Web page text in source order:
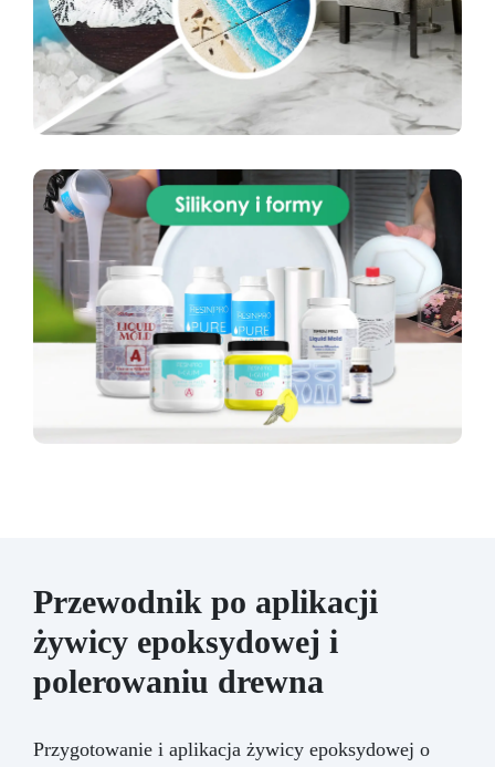
proporcji 1:1 wagowo. Na przykład 100 g części
A z 100 g części B. Użyj precyzyjnej wagi.
Naczynie do mieszania: Czyste, suche i wolne
od tłuszczu. Mieszanie: Mieszaj powoli czystą
szpatułką, zbierając mieszankę z boków i dna
naczynia, aby uzyskać jednorodną masę. Unikaj
powstawania pęcherzyków powietrza.
Wlewanie: Wlej silikon powoli z jednego punktu,
pozwalając materiałowi naturalnie wypełnić
formę bez powietrza. Odpowietrzanie
(opcjonalnie): Dla bardzo drobnych detali
zaleca się użycie komory próżniowej.
Utwardzanie: Przy 25 °C czas pracy ok. 30–40
minut, następnie pozostaw do utwardzenia.
Wyjmowanie i pielęgnacja formy: Po całkowitym
utwardzeniu delikatnie wyjmij model z formy.
Formy myj letnią wodą z delikatnym mydłem.
Przechowuj w suchym, chłodnym miejscu z dala
od światła słonecznego. Aby przedłużyć
kompatybilne: Żywice epoksydowe, poliuretan,
gips, cement, wosk, mydło i inne materiały
stałe. Ograniczenia: Nie nadaje się do form
narażonych na temperatury powyżej +250 °C
oraz na agresywne chemikalia niekompatybilne
z silikonem.
Przewodnik po aplikacji
żywicy epoksydowej i
polerowaniu drewna
Przygotowanie i aplikacja żywicy epoksydowej o